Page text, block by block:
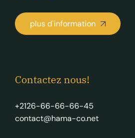
plus d'information
Contactez nous!
+2126-66-66-66-45
contact@hama-co.net